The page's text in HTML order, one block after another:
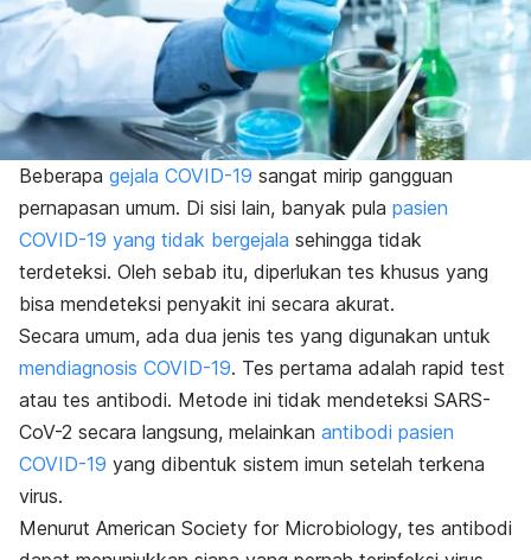
Beberapa gejala COVID-19 sangat mirip gangguan
pernapasan umum. Di sisi lain, banyak pula pasien
COVID-19 yang tidak bergejala sehingga tidak
terdeteksi. Oleh sebab itu, diperlukan tes khusus yang
bisa mendeteksi penyakit ini secara akurat.
Secara umum, ada dua jenis tes yang digunakan untuk
mendiagnosis COVID-19. Tes pertama adalah rapid test
atau tes antibodi. Metode ini tidak mendeteksi SARS-
CoV-2 secara langsung, melainkan antibodi pasien
COVID-19 yang dibentuk sistem imun setelah terkena
virus.
Menurut American Society for Microbiology, tes antibodi